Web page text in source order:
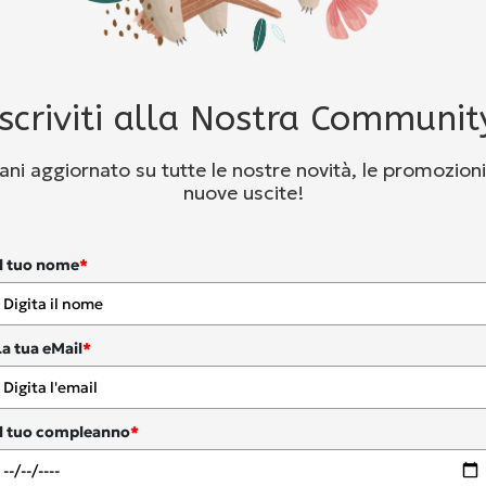
alla Nostra
aggiornato su tutte le nostre novità, le
nuove uscite!
tuo nome*
tua eMail*
tuo compleanno*